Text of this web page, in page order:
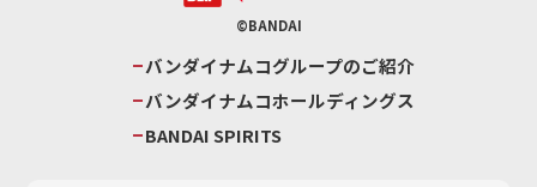
©BANDAI
バンダイナムコグループのご紹介
バンダイナムコホールディングス
BANDAI SPIRITS